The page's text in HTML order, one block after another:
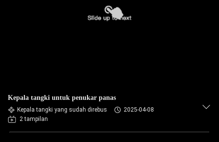
Kepala tangki untuk penukar panas
Kepala tangki yang sudah direbus
2025-04-08
2 tampilan